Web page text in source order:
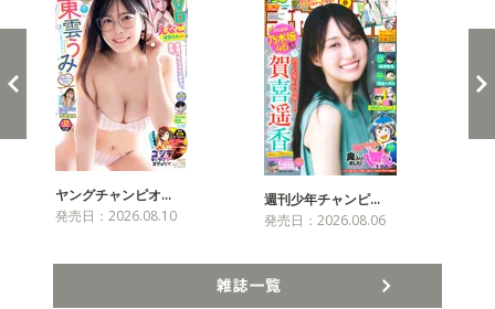
ヤングチャンピオ…
発売日：2026.08.10
週刊少年チャンピ…
発売日：2026.08.06